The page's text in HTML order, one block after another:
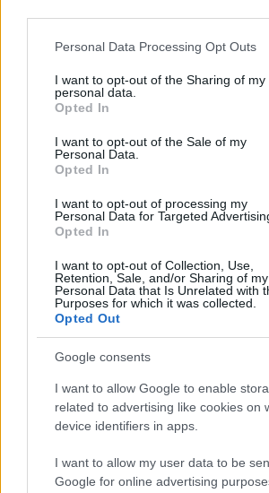
Please note that this website/app uses
not limited to your visit or usage
grant or deny consent to Google and its
use your data for below specified
consent section.
Personal Data Processing Opt Outs
I want to opt-out of the Sharing of my
personal data.
Opted In
I want to opt-out of the Sale of my
Personal Data.
Opted In
I want to opt-out of processing my
Personal Data for Targeted
Opted In
I want to opt-out of Collection, Use,
Retention, Sale, and/or Sharing of my
Personal Data that Is Unrelated with
Purposes for which it was collected.
Opted Out
Google consents
I want to allow Google to enable
related to advertising like cookies on
device identifiers in apps.
I want to allow my user data to be
Google for online advertising